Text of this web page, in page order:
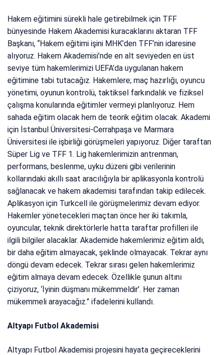
Hakem eğitimini sürekli hale getirebilmek için TFF
bünyesinde Hakem Akademisi kuracaklarını aktaran TFF
Başkanı, “Hakem eğitimi işini MHK’den TFF’nin idaresine
alıyoruz. Hakem Akademisi’nde en alt seviyeden en üst
seviye tüm hakemlerimizi UEFA’da uygulanan hakem
eğitimine tabi tutacağız. Hakemlere; maç hazırlığı, oyuncu
yönetimi, oyunun kontrolü, taktiksel farkındalık ve fiziksel
çalışma konularında eğitimler vermeyi planlıyoruz. Hem
sahada eğitim olacak hem de teorik eğitim olacak. Akademi
için İstanbul Üniversitesi-Cerrahpaşa ve Marmara
Üniversitesi ile işbirliği görüşmeleri yapıyoruz. Diğer taraftan
Süper Lig ve TFF 1. Lig hakemlerimizin antrenman,
performans, beslenme, uyku düzeni gibi verilerinin
kollarındaki akıllı saat aracılığıyla bir aplikasyonla kontrolü
sağlanacak ve hakem akademisi tarafından takip edilecek.
Aplikasyon için Turkcell ile görüşmelerimiz devam ediyor.
Hakemler yönetecekleri maçtan önce her iki takımla,
oyuncular, teknik direktörlerle hatta taraftar profilleri ile
ilgili bilgiler alacaklar.Akademide hakemlerimiz eğitim aldı,
bir daha eğitim almayacak, şeklinde olmayacak. Tekrar aynı
döngü devam edecek. Tekrar sırası gelen hakemlerimiz
eğitim almaya devam edecek. Özellikle şunun altını
çiziyoruz, ‘İyinin düşmanı mükemmeldir’. Her zaman
mükemmeli arayacağız.” ifadelerini kullandı.
Altyapı Futbol Akademisi
Altyapı Futbol Akademisi projesini hayata geçireceklerini